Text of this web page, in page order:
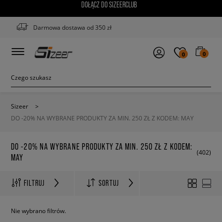
DOŁĄCZ DO SIZEERCLUB
Darmowa dostawa od 350 zł
0 0
Sizeer
>
DO -20% NA WYBRANE PRODUKTY ZA MIN. 250 ZŁ Z KODEM: MAY
DO -20% NA WYBRANE PRODUKTY ZA MIN. 250 ZŁ Z KODEM:
MAY
(402)
FILTRUJ SORTUJ
Nie wybrano filtrów.